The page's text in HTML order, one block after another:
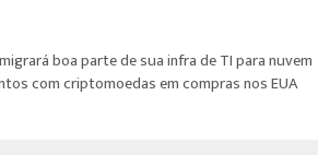
boa parte de sua infra de TI para nuvem
com criptomoedas em compras nos EUA